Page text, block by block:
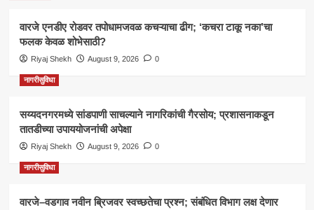
वारजे एनडीए रोडवर तपोधामजवळ कचऱ्याचा ढीग; ‘कचरा टाकू नका’चा
फलक केवळ शोभेसाठी?
Riyaj Shekh August 9, 2026 0
नागरीसुविधा
सय्यदनगरमध्ये सांडपाणी साचल्याने नागरिकांची गैरसोय; प्रशासनाकडून
तातडीच्या उपाययोजनांची अपेक्षा
Riyaj Shekh August 9, 2026 0
नागरीसुविधा
वारजे–वडगाव नवीन ब्रिजवर स्वच्छतेचा प्रश्न; संबंधित विभाग लक्ष देणार